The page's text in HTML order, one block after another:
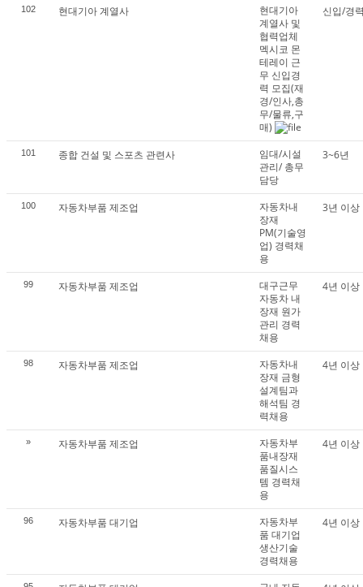
102 현대기아 계열사
현대기아
계열사 및
협력업체
멕시코 몬
테레이 근
무 신입경
력 모집(재
경/인사,총
무/물류,구
매)
신입/경
101 종합 건설 및 스포츠 관련사
임대/시설
관리/ 총무
담당
3~6년
100 자동차부품 제조업
자동차내
장재
PM(기술영
업) 경력채
용
3년 이상
99 자동차부품 제조업
대구근무
자동차 내
장재 원가
관리 경력
채용
4년 이상
98 자동차부품 제조업
자동차내
장재 금형
설계팀과
해석팀 경
력채용
4년 이상
» 자동차부품 제조업
자동차부
품내장재
품질시스
템 경력채
용
4년 이상
96 자동차부품 대기업
자동차부
품 대기업
생산기술
경력채용
4년 이상